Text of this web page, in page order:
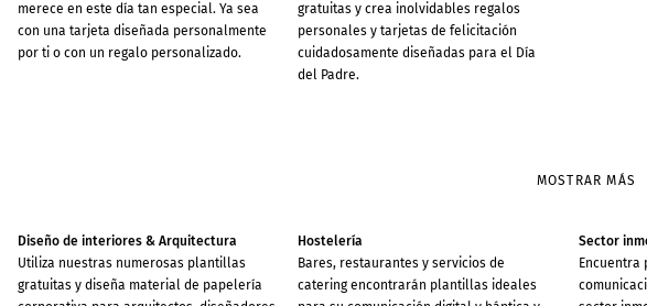
merece en este día tan especial. Ya sea
con una tarjeta diseñada personalmente
por ti o con un regalo personalizado.
gratuitas y crea inolvidables regalos
personales y tarjetas de felicitación
cuidadosamente diseñadas para el Día
del Padre.
MOSTRAR MÁS
Diseño de interiores & Arquitectura
Utiliza nuestras numerosas plantillas
gratuitas y diseña material de papelería
Hostelería
Bares, restaurantes y servicios de
catering encontrarán plantillas ideales
Sector